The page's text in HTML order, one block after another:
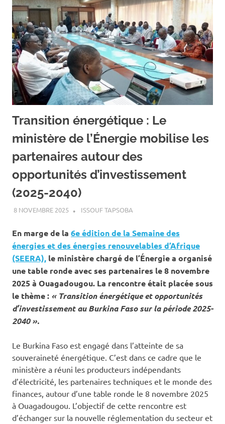
Transition énergétique : Le
ministère de l’Énergie mobilise les
partenaires autour des
opportunités d’investissement
(2025-2040)
8 NOVEMBRE 2025 ISSOUF TAPSOBA
En marge de la 6e édition de la Semaine des
énergies et des énergies renouvelables d’Afrique
(SEERA), le ministère chargé de l’Énergie a organisé
une table ronde avec ses partenaires le 8 novembre
2025 à Ouagadougou. La rencontre était placée sous
le thème : « Transition énergétique et opportunités
d’investissement au Burkina Faso sur la période 2025-
2040 ».
Le Burkina Faso est engagé dans l’atteinte de sa
souveraineté énergétique. C’est dans ce cadre que le
ministère a réuni les producteurs indépendants
d’électricité, les partenaires techniques et le monde des
finances, autour d’une table ronde le 8 novembre 2025
à Ouagadougou. L’objectif de cette rencontre est
d’échanger sur la nouvelle réglementation du secteur et